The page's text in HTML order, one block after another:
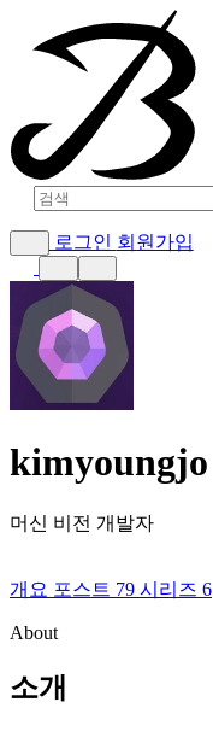
로그인 회원가입
kimyoungjo
머신 비전 개발자
개요 포스트 79 시리즈 6
About
소개